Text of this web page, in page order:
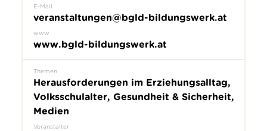
E-Mail
veranstaltungen@bgld-bildungswerk.at
www
www.bgld-bildungswerk.at
Themen
Herausforderungen im Erziehungsalltag,
Volksschulalter, Gesundheit & Sicherheit,
Medien
Veranstalter